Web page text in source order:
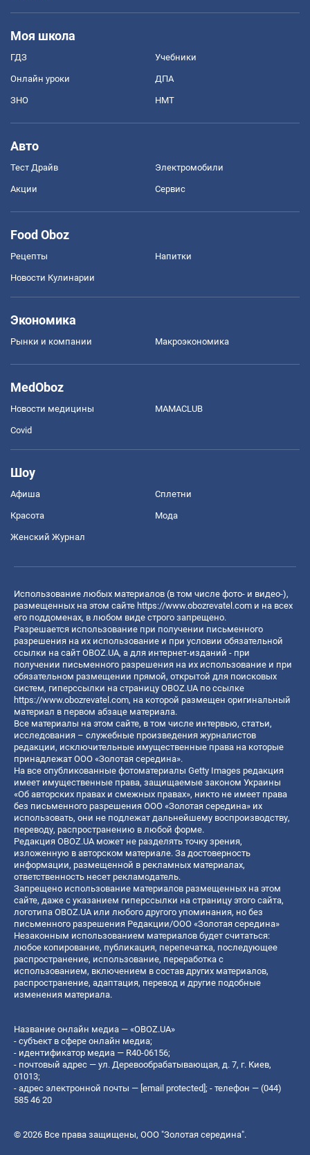
Моя школа
ГДЗ Учебники
Онлайн уроки ДПА
ЗНО НМТ
Авто
Тест Драйв Электромобили
Акции Сервис
Food Oboz
Рецепты Напитки
Новости Кулинарии
Экономика
Рынки и компании Mакроэкономика
MedOboz
Новости медицины MAMACLUB
Covid
Шоу
Афиша Сплетни
Красота Мода
Женский Журнал
Использование любых материалов (в том числе фото- и видео-),
размещенных на этом сайте https://www.obozrevatel.com и на всех
его поддоменах, в любом виде строго запрещено.
Разрешается использование при получении письменного
разрешения на их использование и при условии обязательной
ссылки на сайт OBOZ.UA, а для интернет-изданий - при
получении письменного разрешения на их использование и при
обязательном размещении прямой, открытой для поисковых
систем, гиперссылки на страницу OBOZ.UA по ссылке
https://www.obozrevatel.com, на которой размещен оригинальный
материал в первом абзаце материала.
Все материалы на этом сайте, в том числе интервью, статьи,
исследования – служебные произведения журналистов
редакции, исключительные имущественные права на которые
принадлежат ООО «Золотая середина».
На все опубликованные фотоматериалы Getty Images редакция
имеет имущественные права, защищаемые законом Украины
«Об авторских правах и смежных правах», никто не имеет права
без письменного разрешения ООО «Золотая середина» их
использовать, они не подлежат дальнейшему воспроизводству,
переводу, распространению в любой форме.
Редакция OBOZ.UA может не разделять точку зрения,
изложенную в авторском материале. За достоверность
информации, размещенной в рекламных материалах,
ответственность несет рекламодатель.
Запрещено использование материалов размещенных на этом
сайте, даже с указанием гиперссылки на страницу этого сайта,
логотипа OBOZ.UA или любого другого упоминания, но без
письменного разрешения Редакции/ООО «Золотая середина»
Незаконным использованием материалов будет считаться:
любое копирование, публикация, перепечатка, последующее
распространение, использование, переработка с
использованием, включением в состав других материалов,
распространение, адаптация, перевод и другие подобные
изменения материала.
Название онлайн медиа — «OBOZ.UA»
- субъект в сфере онлайн медиа;
- идентификатор медиа — R40-06156;
- почтовый адрес — ул. Деревообрабатывающая, д. 7, г. Киев,
01013;
- адрес электронной почты — [email protected] ; - телефон — (044)
585 46 20
© 2026 Все права защищены, ООО "Золотая середина".